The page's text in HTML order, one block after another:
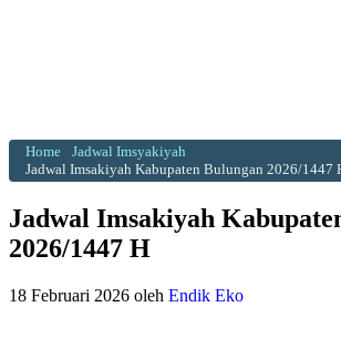
Home
Jadwal Imsyakiyah
Jadwal Imsakiyah Kabupaten Bulungan 2026/1447
Jadwal Imsakiyah
2026/1447 H
18 Februari 2026 oleh Endik Eko